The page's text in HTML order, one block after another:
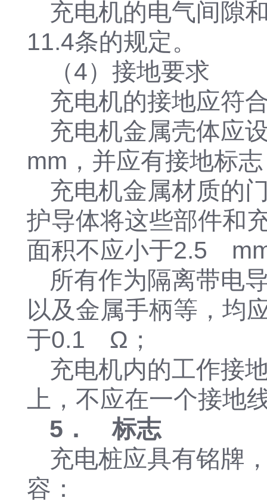
充电机的电气间隙
11.4条的规定。
（4）接地要求
充电机的接地应符
充电机金属壳体应
mm，并应有接地标
充电机金属材质的
护导体将这些部件和
面积不应小于2.5
所有作为隔离带电
以及金属手柄等，均
于0.1 Ω；
充电机内的工作接
上，不应在一个接地
5． 标志
充电桩应具有铭牌
容：